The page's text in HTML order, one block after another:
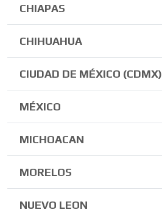
CHIAPAS
CHIHUAHUA
CIUDAD DE MÉXICO (CDMX)
MÉXICO
MICHOACAN
MORELOS
NUEVO LEON